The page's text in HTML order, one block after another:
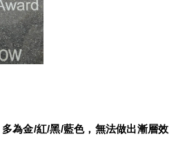
金/紅/黑/藍色，無法做出漸層效